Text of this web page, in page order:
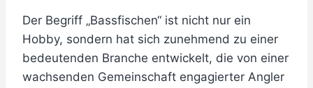
Der Begriff „Bassfischen“ ist nicht nur ein
Hobby, sondern hat sich zunehmend zu einer
bedeutenden Branche entwickelt, die von einer
wachsenden Gemeinschaft engagierter Angler